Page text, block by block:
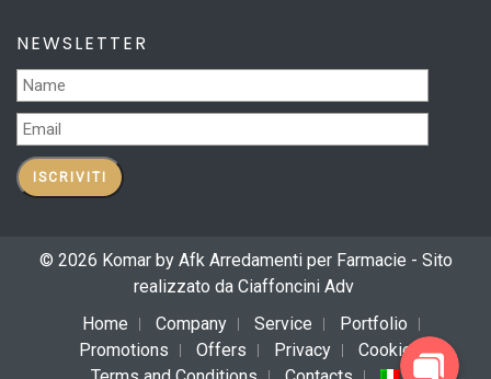
NEWSLETTER
© 2026 Komar by Afk Arredamenti per Farmacie - Sito
realizzato da Ciaffoncini Adv
Home
Company Service
Portfolio
Promotions
Offers Privacy
Cookie